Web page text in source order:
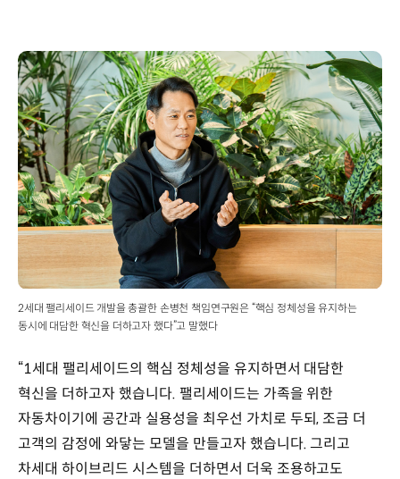
2세대 팰리세이드 개발을 총괄한 손병천 책임연구원은 “핵심 정체성을 유지하는
동시에 대담한 혁신을 더하고자 했다”고 말했다
“1세대 팰리세이드의 핵심 정체성을 유지하면서 대담한
혁신을 더하고자 했습니다. 팰리세이드는 가족을 위한
자동차이기에 공간과 실용성을 최우선 가치로 두되, 조금 더
고객의 감정에 와닿는 모델을 만들고자 했습니다. 그리고
차세대 하이브리드 시스템을 더하면서 더욱 조용하고도